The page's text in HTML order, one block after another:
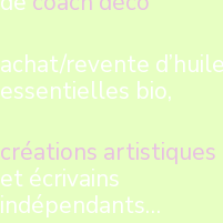
achat/revente
essentielles bio,
créations artistiques
et écrivains
indépendants…